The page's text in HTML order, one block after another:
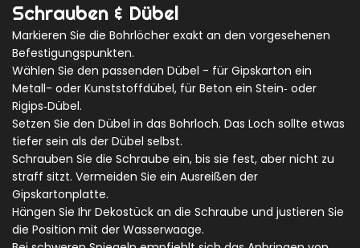
Schrauben & Dübel
Markieren Sie die Bohrlöcher exakt an den vorgesehenen
Befestigungspunkten.
Wählen Sie den passenden Dübel - für Gipskarton ein
Metall- oder Kunststoffdübel, für Beton ein Stein‑ oder
Rigips‑Dübel.
Setzen Sie den Dübel in das Bohrloch. Das Loch sollte etwas
tiefer sein als der Dübel selbst.
Schrauben Sie die Schraube ein, bis sie fest, aber nicht zu
straff sitzt. Vermeiden Sie ein Ausreißen der
Gipskartonplatte.
Hängen Sie Ihr Dekostück an die Schraube und justieren Sie
die Position mit der Wasserwaage.